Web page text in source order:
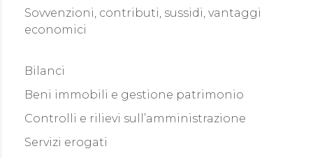
Sovvenzioni, contributi, sussidi, vantaggi
economici
Bilanci
Beni immobili e gestione patrimonio
Controlli e rilievi sull’amministrazione
Servizi erogati